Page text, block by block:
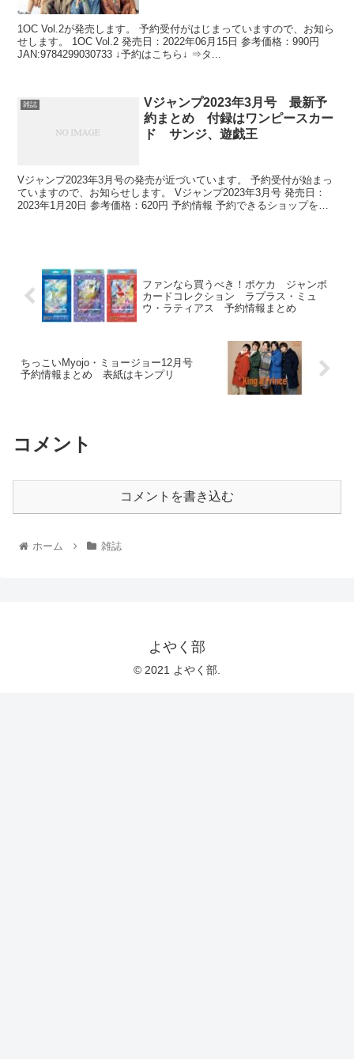
1OC Vol.2が発売します。 予約受付がはじまっていますので、お知ら
せします。 1OC Vol.2 発売日：2022年06月15日 参考価格：990円
JAN:9784299030733 ↓予約はこちら↓ ⇒タ...
雑誌
Vジャンプ2023年3月号 最新予
約まとめ 付録はワンピースカー
ド サンジ、遊戯王
Vジャンプ2023年3月号の発売が近づいています。 予約受付が始まっ
ていますので、お知らせします。 Vジャンプ2023年3月号 発売日：
2023年1月20日 参考価格：620円 予約情報 予約できるショップをま
ファンなら買うべき！ポケカ ジャンボ
カードコレクション ラプラス・ミュ
ウ・ラティアス 予約情報まとめ
ちっこいMyojo・ミョージョー12月号
予約情報まとめ 表紙はキンプリ
コメント
コメントを書き込む
ホーム 雑誌
よやく部
© 2021 よやく部.